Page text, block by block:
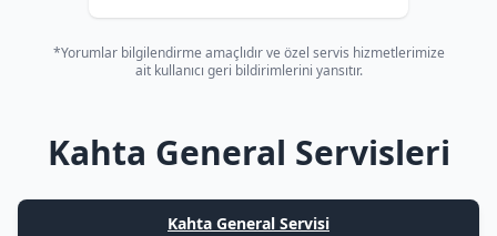
*Yorumlar bilgilendirme amaçlıdır ve özel servis hizmetlerimize
ait kullanıcı geri bildirimlerini yansıtır.
Kahta General Servisleri
Kahta General Servisi